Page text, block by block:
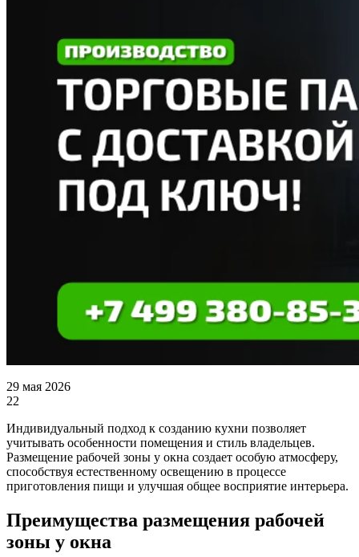
29 мая 2026
22
Индивидуальный подход к созданию кухни позволяет
учитывать особенности помещения и стиль владельцев.
Размещение рабочей зоны у окна создает особую атмосферу,
способствуя естественному освещению в процессе
приготовления пищи и улучшая общее восприятие интерьера.
Преимущества размещения рабочей
зоны у окна